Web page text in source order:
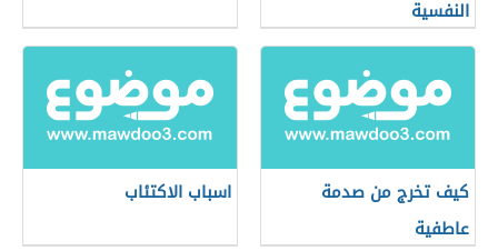
النفسية
كيف تخرج من صدمة
عاطفية
اسباب الاكتئاب